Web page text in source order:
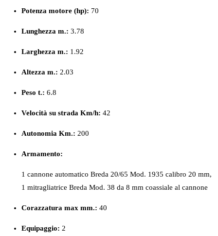
Potenza motore (hp): 70
Lunghezza m.: 3.78
Larghezza m.: 1.92
Altezza m.: 2.03
Peso t.: 6.8
Velocità su strada Km/h: 42
Autonomia Km.: 200
Armamento:
1 cannone automatico Breda 20/65 Mod. 1935 calibro 20 mm,
1 mitragliatrice Breda Mod. 38 da 8 mm coassiale al cannone
Corazzatura max mm.: 40
Equipaggio: 2